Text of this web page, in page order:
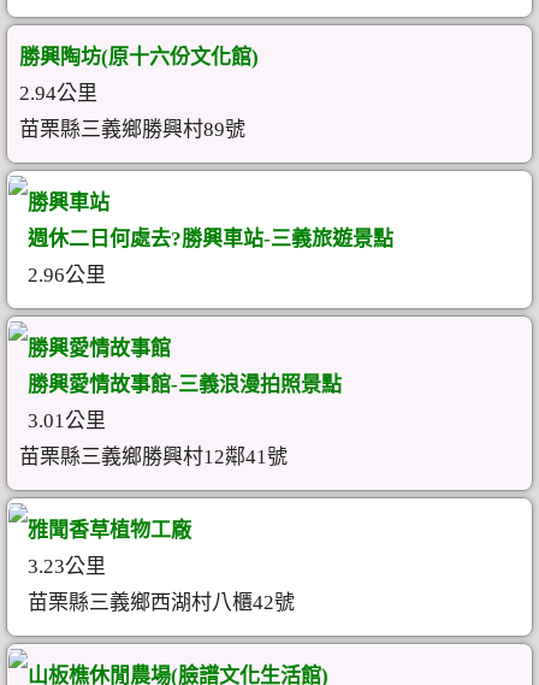
勝興陶坊(原十六份文化館)
2.94公里
苗栗縣三義鄉勝興村89號
勝興車站
週休二日何處去?勝興車站-三義旅遊景點
2.96公里
勝興愛情故事館
勝興愛情故事館-三義浪漫拍照景點
3.01公里
苗栗縣三義鄉勝興村12鄰41號
雅聞香草植物工廠
3.23公里
苗栗縣三義鄉西湖村八櫃42號
山板樵休閒農場(臉譜文化生活館)